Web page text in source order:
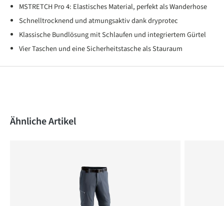
MSTRETCH Pro 4: Elastisches Material, perfekt als Wanderhose
Schnelltrocknend und atmungsaktiv dank dryprotec
Klassische Bundlösung mit Schlaufen und integriertem Gürtel
Vier Taschen und eine Sicherheitstasche als Stauraum
Produktgalerie überspringen
Ähnliche Artikel